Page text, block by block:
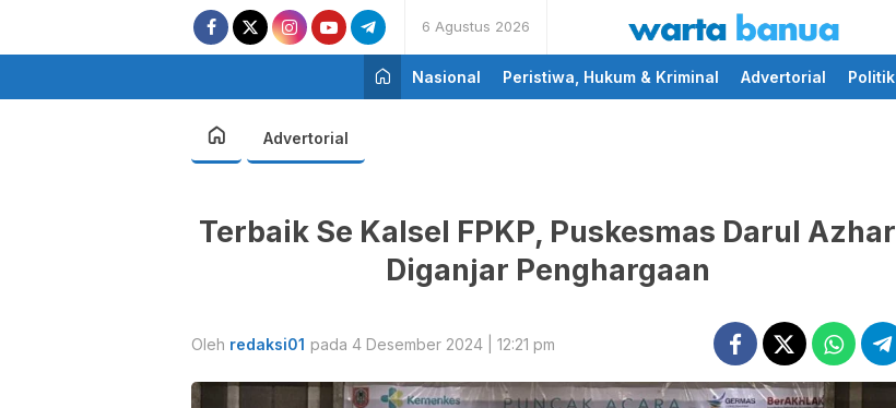
6 Agustus 2026
wartabanua.com
memberikan informasi
yang cerdas dan fakta
Nasional Peristiwa, Hukum & Kriminal Advertorial Politik
Advertorial
Terbaik Se Kalsel FPKP, Puskesmas Darul Azhar
Diganjar Penghargaan
Oleh redaksi01 pada 4 Desember 2024 | 12:21 pm